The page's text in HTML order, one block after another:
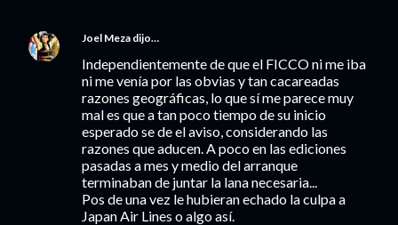
Joel Meza dijo…
Independientemente de que el FICCO ni me iba
ni me venía por las obvias y tan cacareadas
razones geográficas, lo que sí me parece muy
mal es que a tan poco tiempo de su inicio
esperado se de el aviso, considerando las
razones que aducen. A poco en las ediciones
pasadas a mes y medio del arranque
terminaban de juntar la lana necesaria...
Pos de una vez le hubieran echado la culpa a
Japan Air Lines o algo así.